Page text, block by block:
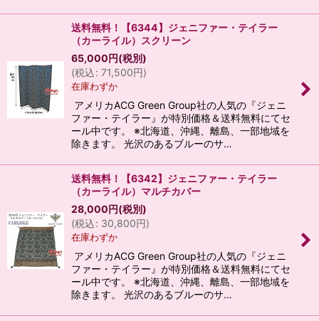
送料無料！【6344】ジェニファー・テイラー
（カーライル）スクリーン
65,000円(税別)
(税込: 71,500円)
在庫わずか
アメリカACG Green Group社の人気の『ジェニ
ファー・テイラー』が特別価格＆送料無料にてセ
ール中です。 ※北海道、沖縄、離島、一部地域を
除きます。 光沢のあるブルーのサ…
送料無料！【6342】ジェニファー・テイラー
（カーライル）マルチカバー
28,000円(税別)
(税込: 30,800円)
在庫わずか
アメリカACG Green Group社の人気の『ジェニ
ファー・テイラー』が特別価格＆送料無料にてセ
ール中です。 ※北海道、沖縄、離島、一部地域を
除きます。 光沢のあるブルーのサ…